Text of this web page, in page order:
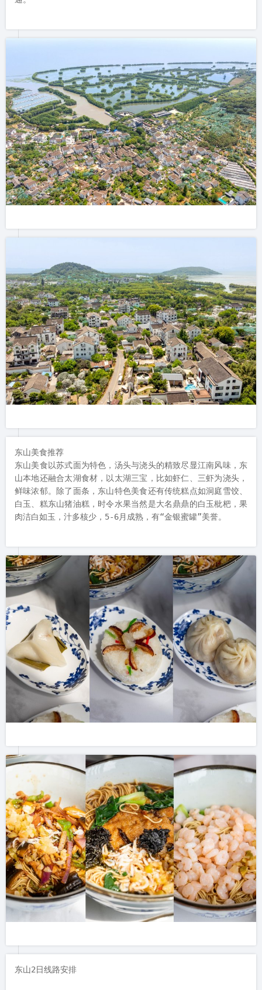
东山美食推荐
东山美食以苏式面为特色，汤头与浇头的精致尽显江南风味，东
山本地还融合太湖食材，以太湖三宝，比如虾仁、三虾为浇头，
鲜味浓郁。除了面条，东山特色美食还有传统糕点如洞庭雪饺、
白玉、糕东山猪油糕，时令水果当然是大名鼎鼎的白玉枇杷，果
肉洁白如玉，汁多核少，5-6月成熟，有“金银蜜罐”美誉。
东山2日线路安排